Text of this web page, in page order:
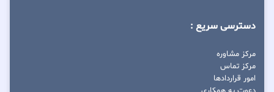
دسترسی سریع :
مرکز مشاوره
مرکز تماس
امور قراردادها